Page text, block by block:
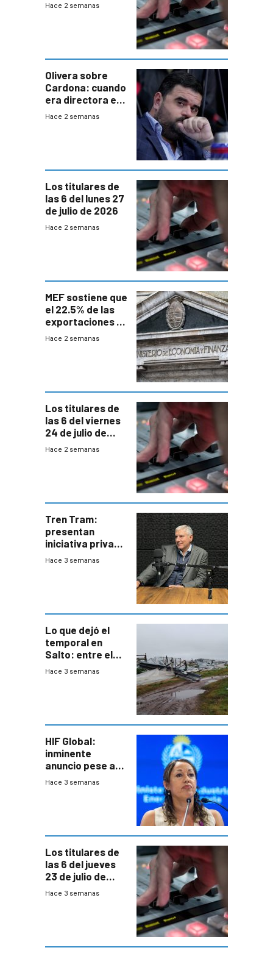
Hace 2 semanas
Olivera sobre
Cardona: cuando
era directora en
UTE “no era muy
Hace 2 semanas
Los titulares de
las 6 del lunes 27
de julio de 2026
Hace 2 semanas
MEF sostiene que
el 22.5% de las
exportaciones a
EE.UU se verán
Hace 2 semanas
Los titulares de
las 6 del viernes
24 de julio de
2026
Hace 2 semanas
Tren Tram:
presentan
iniciativa privada
para una red de
Hace 3 semanas
Lo que dejó el
temporal en
Salto: entre el
impacto
Hace 3 semanas
HIF Global:
inminente
anuncio pese a
declaración de
gobierno
Hace 3 semanas
Los titulares de
las 6 del jueves
23 de julio de
2026
Hace 3 semanas